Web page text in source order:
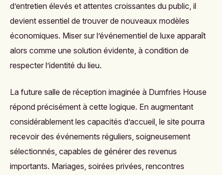
d’entretien élevés et attentes croissantes du public, il
devient essentiel de trouver de nouveaux modèles
économiques. Miser sur l’événementiel de luxe apparaît
alors comme une solution évidente, à condition de
respecter l’identité du lieu.
La future salle de réception imaginée à Dumfries House
répond précisément à cette logique. En augmentant
considérablement les capacités d’accueil, le site pourra
recevoir des événements réguliers, soigneusement
sélectionnés, capables de générer des revenus
importants. Mariages, soirées privées, rencontres